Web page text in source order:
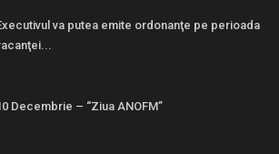
va putea emite ordonanţe pe perioada
Decembrie – “Ziua ANOFM”